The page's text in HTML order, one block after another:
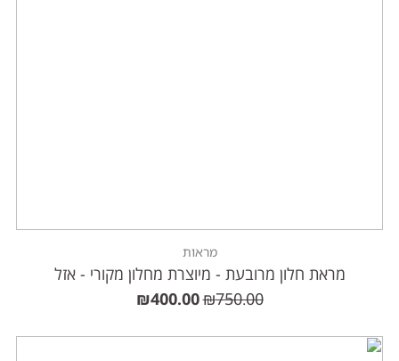
מראות
מראת חלון מרובעת - מיוצרת מחלון מקורי - אזל
₪750.00
₪400.00